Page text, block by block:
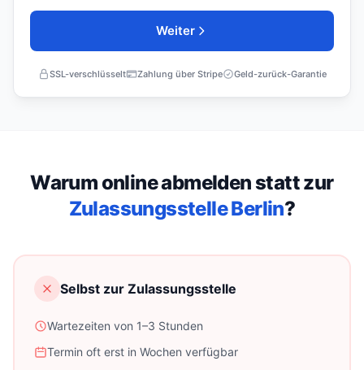
D
Weiter
SSL-verschlüsselt Zahlung über Stripe Geld-zurück-Garantie
Warum online abmelden statt zur
Zulassungsstelle Berlin?
Selbst zur Zulassungsstelle
Wartezeiten von 1–3 Stunden
Termin oft erst in Wochen verfügbar